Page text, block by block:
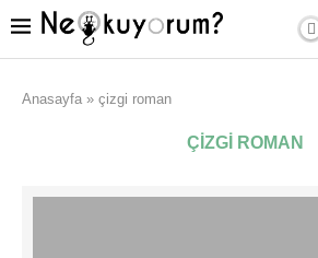
Anasayfa » çizgi roman
ÇIZGI ROMAN